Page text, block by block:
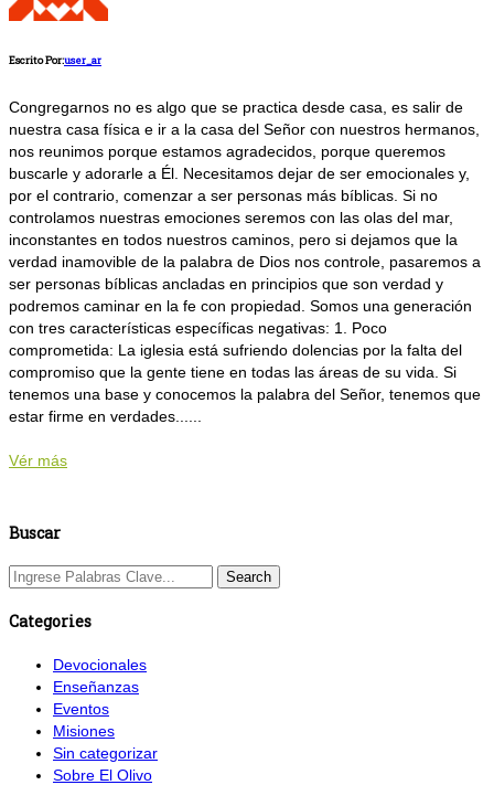
Escrito Por:user_ar
Congregarnos no es algo que se practica desde casa, es salir de
nuestra casa física e ir a la casa del Señor con nuestros hermanos,
nos reunimos porque estamos agradecidos, porque queremos
buscarle y adorarle a Él. Necesitamos dejar de ser emocionales y,
por el contrario, comenzar a ser personas más bíblicas. Si no
controlamos nuestras emociones seremos con las olas del mar,
inconstantes en todos nuestros caminos, pero si dejamos que la
verdad inamovible de la palabra de Dios nos controle, pasaremos a
ser personas bíblicas ancladas en principios que son verdad y
podremos caminar en la fe con propiedad. Somos una generación
con tres características específicas negativas: 1. Poco
comprometida: La iglesia está sufriendo dolencias por la falta del
compromiso que la gente tiene en todas las áreas de su vida. Si
tenemos una base y conocemos la palabra del Señor, tenemos que
estar firme en verdades......
Vér más
Buscar
Categories
Devocionales
Enseñanzas
Eventos
Misiones
Sin categorizar
Sobre El Olivo